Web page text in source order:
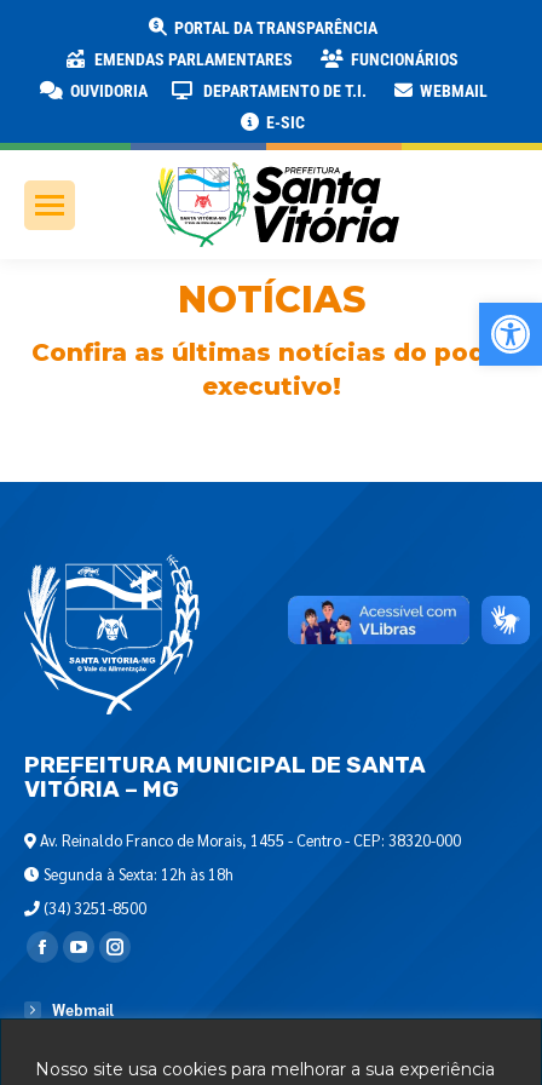
Nosso site usa cookies para melhorar a sua experiência
PORTAL DA TRANSPARÊNCIA
EMENDAS PARLAMENTARES
FUNCIONÁRIOS
OUVIDORIA
DEPARTAMENTO DE T.I.
WEBMAIL
E-SIC
NOTÍCIAS
Confira as últimas notícias do poder
executivo!
PREFEITURA MUNICIPAL DE SANTA
VITÓRIA – MG
Av. Reinaldo Franco de Morais, 1455 - Centro - CEP: 38320-000
Segunda à Sexta: 12h às 18h
(34) 3251-8500
Encontre-nos em:
Webmail